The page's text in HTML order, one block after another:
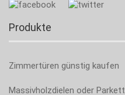
Produkte
Zimmertüren günstig kaufen
Massivholzdielen oder Parkett